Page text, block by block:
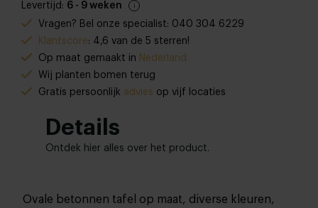
Levertijd: 6 - 9 weken
Vragen? Bel onze specialist: 040 304 6229
Klantscore: 4,6 van de 5 sterren!
Op maat gemaakt in Nederland
Wij planten bomen terug
Gratis persoonlijk advies op vijf locaties
Details
Ontdek hier alles over het product.
Ovale betonnen tafel op maat, diverse kleuren,